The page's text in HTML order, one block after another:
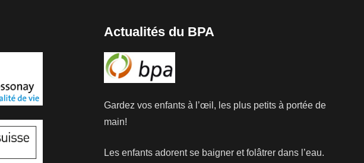
Actualités du BPA
Gardez vos enfants à l’œil, les plus petits à portée de
main!
Les enfants adorent se baigner et folâtrer dans l’eau.